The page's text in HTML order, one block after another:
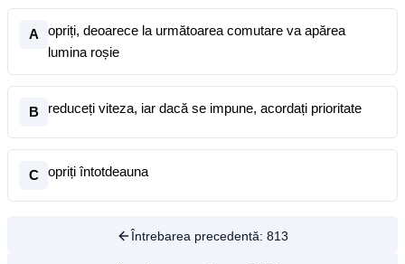
A
opriți, deoarece la următoarea comutare va apărea
lumina roșie
B reduceți viteza, iar dacă se impune, acordați prioritate
C opriți întotdeauna
Întrebarea precedentă: 813